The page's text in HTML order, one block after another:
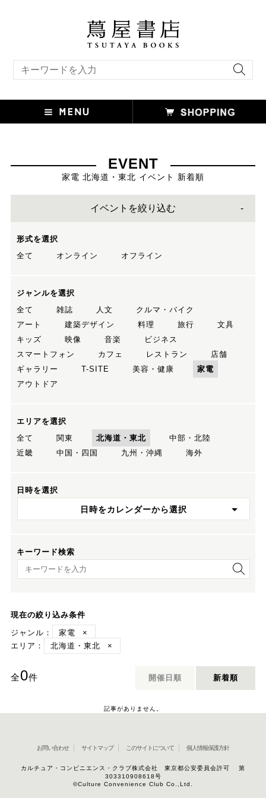
EVENT
家電 北海道・東北 イベント 新着順
イベントを絞り込む
形式を選択
全て
オンライン オフライン
ジャンルを選択
全て
雑誌 人文
クルマ・バイク
アート
建築デザイン 料理 旅行
文具
キッズ
映像 音楽
ビジネス
スマートフォン
カフェ レストラン
店舗
ギャラリー
T-SITE 美容・健康
家電
アウトドア
エリアを選択
全て
関東 北海道・東北
中部・北陸
近畿
中国・四国 九州・沖縄 海外
日時を選択
日時をカレンダーから選択
キーワード検索
キーワード検索
現在の絞り込み条件
ジャンル：
家電
×
エリア：
北海道・東北 ×
全0件 開催日順 新着順
記事がありません。
お問い合わせ サイトマップ このサイトについて 個人情報保護方針
カルチュア・コンビニエンス・クラブ株式会社 東京都公安委員会許可 第
303310908618号
©Culture Convenience Club Co.,Ltd.